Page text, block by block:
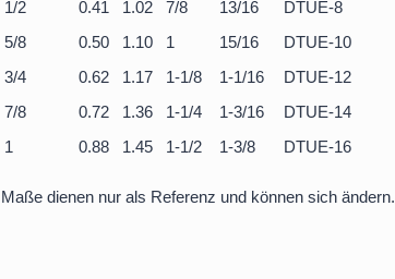
1/2
0.41 1.02 7/8 13/16
DTUE-8
5/8
0.50 1.10 1 15/16
DTUE-10
3/4
0.62 1.17 1-1/8 1-1/16
DTUE-12
7/8
0.72 1.36 1-1/4 1-3/16
DTUE-14
1
0.88 1.45 1-1/2 1-3/8 DTUE-16
Maße dienen nur als Referenz und können sich ändern.